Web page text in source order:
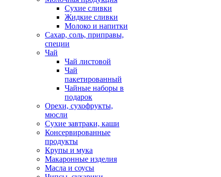
Сухие сливки
Жидкие сливки
Молоко и напитки
Сахар, соль, приправы,
специи
Чай
Чай листовой
Чай
пакетированный
Чайные наборы в
подарок
Орехи, сухофрукты,
мюсли
Сухие завтраки, каши
Консервированные
продукты
Крупы и мука
Макаронные изделия
Масла и соусы